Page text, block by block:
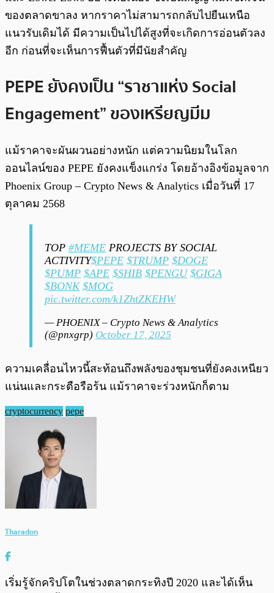
ของตลาดขาลง หากราคาไม่สามารถกลับไปยืนเหนือ
แนวรับเดิมได้ มีความเป็นไปได้สูงที่จะเกิดการอ่อนตัวลง
อีก ก่อนที่จะเห็นการฟื้นตัวที่มีนัยสำคัญ
PEPE ยังคงเป็น “ราชาแห่ง Social
Engagement” ของเหรียญมีม
แม้ราคาจะผันผวนอย่างหนัก แต่ความนิยมในโลก
ออนไลน์ของ PEPE ยังคงแข็งแกร่ง โดยอ้างอิงข้อมูลจาก
Phoenix Group – Crypto News & Analytics เมื่อวันที่ 17
ตุลาคม 2568
TOP #MEME PROJECTS BY SOCIAL
ACTIVITY$PEPE $TRUMP $DOGE
$PUMP $APE $SHIB $PENGU $GIGA
$BONK $MOG
pic.twitter.com/k1ZhtZKEHW
— PHOENIX – Crypto News & Analytics
(@pnxgrp) October 17, 2025
ความเคลื่อนไหวนี้สะท้อนถึงพลังของชุมชนที่ยังคงเหนียว
แน่นและกระตือรือร้น แม้ราคาจะร่วงหนักก็ตาม
cryptocurrency pepe
Tharadon
เริ่มรู้จักคริปโตในช่วงตลาดกระทิงปี 2020 และได้เห็น